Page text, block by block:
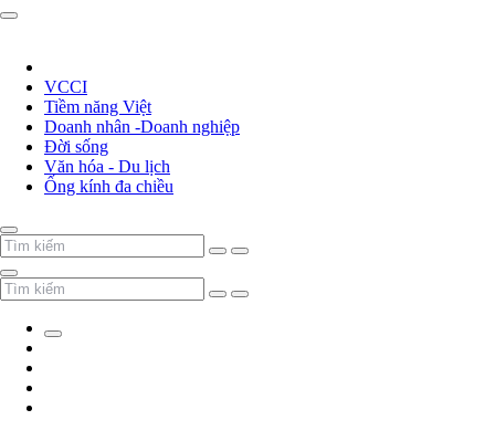
VCCI
Tiềm năng Việt
Doanh nhân -Doanh nghiệp
Đời sống
Văn hóa - Du lịch
Ống kính đa chiều